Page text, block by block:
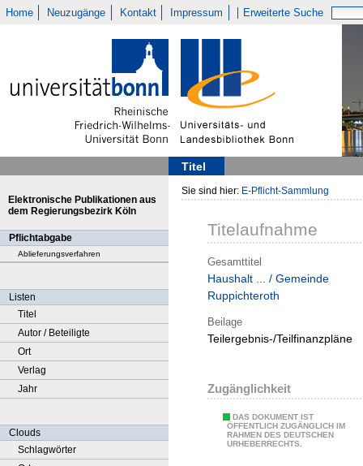
Home Neuzugänge Kontakt Impressum Erweiterte Suche
Titel
Elektronische Publikationen aus
dem Regierungsbezirk Köln
Pflichtabgabe
Ablieferungsverfahren
Listen
Titel
Autor / Beteiligte
Ort
Verlag
Jahr
Clouds
Schlagwörter
Sie sind hier: E-Pflicht-Sammlung
Titelaufnahme
Gesamttitel
Haushalt ... / Gemeinde
Ruppichteroth
Beilage
Teilergebnis-/Teilfinanzpläne
Zugänglichkeit
DAS DOKUMENT IST
ÖFFENTLICH ZUGÄNGLICH IM
RAHMEN DES DEUTSCHEN
URHEBERRECHTS.